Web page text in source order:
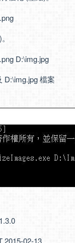
D:\img.jpg
D:\img.jpg 檔案
2015-02-13